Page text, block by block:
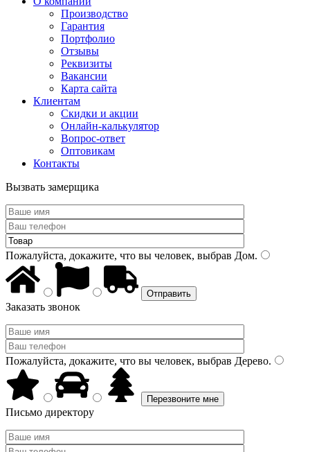
Производство
Гарантия
Портфолио
Отзывы
Реквизиты
Вакансии
Карта сайта
Клиентам
Скидки и акции
Онлайн-калькулятор
Вопрос-ответ
Оптовикам
Контакты
Вызвать замерщика
Пожалуйста, докажите, что вы человек, выбрав Дом.
Заказать звонок
Пожалуйста, докажите, что вы человек, выбрав Дерево.
Письмо директору